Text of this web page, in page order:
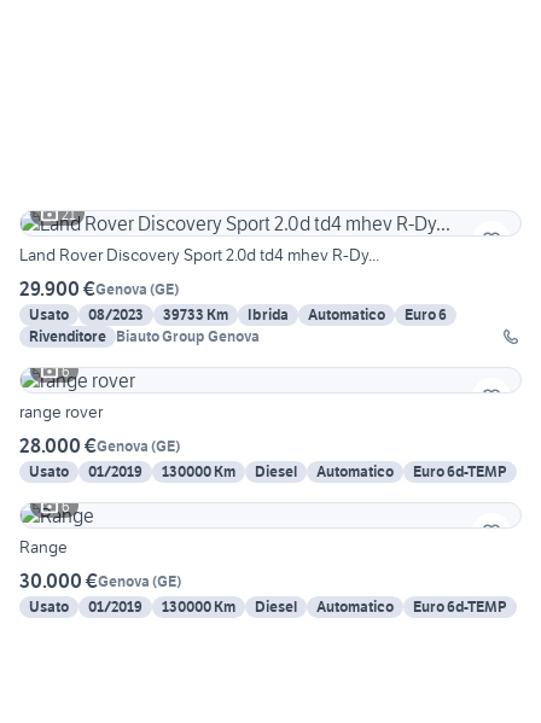
21
Land Rover Discovery Sport 2.0d td4 mhev R-Dy...
29.900 €Genova (GE)
Usato
08/2023 39733 Km Ibrida Automatico
Euro 6
Rivenditore Biauto Group Genova
6
range rover
28.000 €Genova (GE)
Usato
01/2019 130000 Km Diesel Automatico
Euro 6d-TEMP
6
Range
30.000 €Genova (GE)
Usato
01/2019 130000 Km Diesel Automatico Euro 6d-TEMP